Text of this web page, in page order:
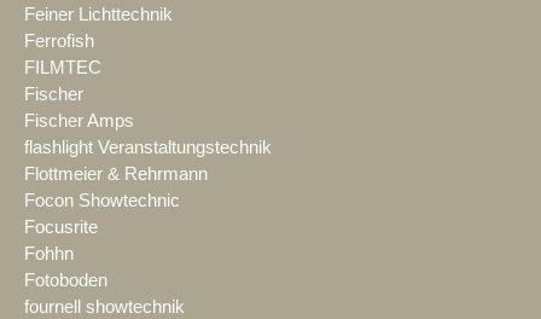
Feiner Lichttechnik
Ferrofish
FILMTEC
Fischer
Fischer Amps
flashlight Veranstaltungstechnik
Flottmeier & Rehrmann
Focon Showtechnic
Focusrite
Fohhn
Fotoboden
fournell showtechnik